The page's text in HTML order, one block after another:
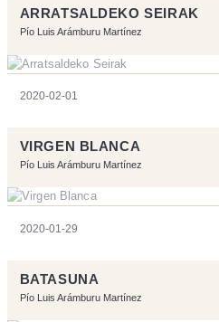
ARRATSALDEKO SEIRAK
Pío Luis Arámburu Martínez
2020-02-01
VIRGEN BLANCA
Pío Luis Arámburu Martínez
2020-01-29
BATASUNA
Pío Luis Arámburu Martínez